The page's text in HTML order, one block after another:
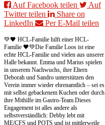
Auf Facebook teilen
Auf
Twitter teilen
Share on
LinkedIn
Per E-Mail teilen
💚🖤 HCL-Familie hilft einer HCL-
Familie 🖤💚Die Familie Loos ist eine
echte HCL-Familie und vielen aus unserer
Halle bekannt. Emma und Marius spielen
in unserem Nachwuchs, ihre Eltern
Deborah und Sandro unterstützen den
Verein immer wieder ehrenamtlich – sei es
mit selbst gebackenem Kuchen oder durch
ihre Mithilfe im Gastro-Team.Dieses
Engagement ist alles andere als
selbstverständlich: Debby lebt mit
ME/CFS und POTS und ist mittlerweile